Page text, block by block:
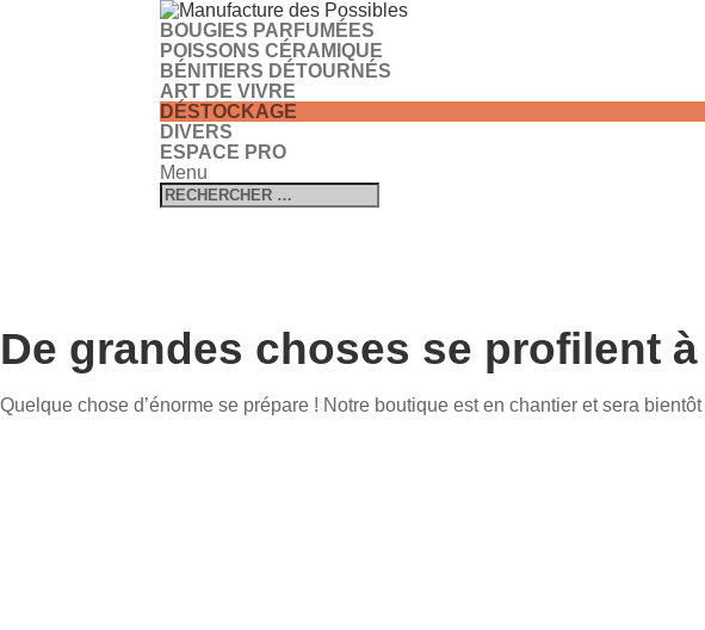
BOUGIES PARFUMÉES
POISSONS CÉRAMIQUE
BÉNITIERS DÉTOURNÉS
ART DE VIVRE
DÉSTOCKAGE
DIVERS
ESPACE PRO
Menu
De grandes choses se profilent à
Quelque chose d’énorme se prépare ! Notre boutique est en chantier et sera